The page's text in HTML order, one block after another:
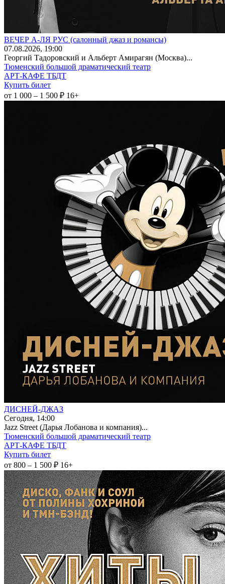
ВЕЧЕР А-ЛЯ РУС (салонный джаз и романсы)
07.08.2026, 19:00
Георгий Тадоровский и Альберт Амирагян (Москва)...
Тюменский большой драматический театр
АРТ-КАФЕ ТБДТ
Купить билет
от 1 000 – 1 500 ₽ 16+
ДИСНЕЙ-ДЖАЗ
Сегодня, 14:00
Jazz Street (Дарья Лобанова и компания)...
Тюменский большой драматический театр
АРТ-КАФЕ ТБДТ
Купить билет
от 800 – 1 500 ₽ 16+